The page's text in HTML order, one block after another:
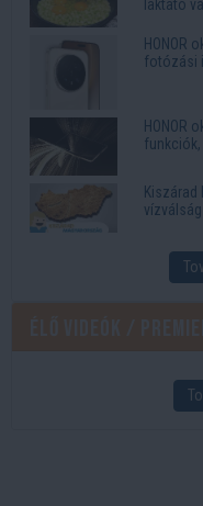
laktató
HONOR
fotózási
HONOR
Kiszárad
vízválság